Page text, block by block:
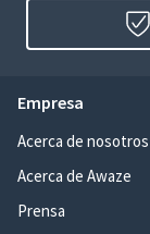
Empresa
Acerca de nosotros
Acerca de Awaze
Prensa